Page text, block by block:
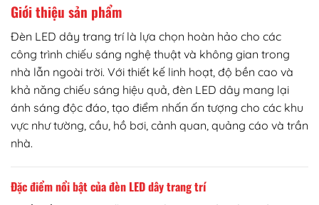
Giới thiệu sản phẩm
Đèn LED dây trang trí là lựa chọn hoàn hảo cho các
công trình chiếu sáng nghệ thuật và không gian trong
nhà lẫn ngoài trời. Với thiết kế linh hoạt, độ bền cao và
khả năng chiếu sáng hiệu quả, đèn LED dây mang lại
ánh sáng độc đáo, tạo điểm nhấn ấn tượng cho các khu
vực như tường, cầu, hồ bơi, cảnh quan, quảng cáo và trần
nhà.
Đặc điểm nổi bật của đèn LED dây trang trí